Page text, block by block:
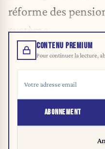
réforme des
système.
CONTENU PREMIUM
Pour continuer la lecture,
ABONNEMENT